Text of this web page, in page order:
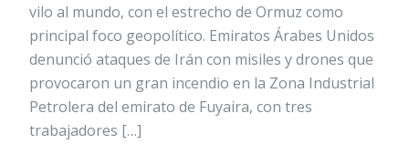
vilo al mundo, con el estrecho de Ormuz como
principal foco geopolítico. Emiratos Árabes Unidos
denunció ataques de Irán con misiles y drones que
provocaron un gran incendio en la Zona Industrial
Petrolera del emirato de Fuyaira, con tres
trabajadores […]